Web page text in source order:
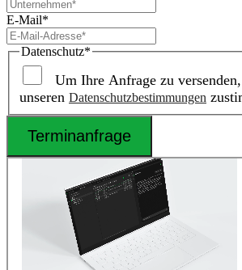
E-Mail*
Datenschutz*
Um Ihre Anfrage zu
unseren Datenschutzbestimmungen